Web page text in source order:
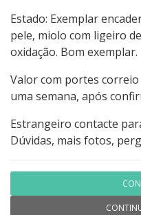
Estado: Exemplar
pele, miolo com ligeiro
oxidação. Bom exemplar.
Valor com portes
uma semana, após
Estrangeiro contacte
Dúvidas, mais fotos,